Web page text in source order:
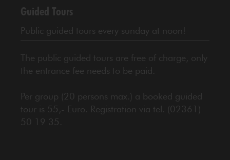
Guided Tours
Public guided tours every sunday at noon!
The public guided tours are free of charge, only
the entrance fee needs to be paid.
Per group (20 persons max.) a booked guided
tour is 55,- Euro. Registration via tel. (02361)
50 19 35.